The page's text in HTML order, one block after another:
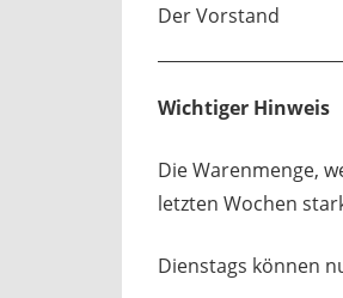
Der Vorstand
Wichtiger Hinweis
Die Warenmenge,
letzten Wochen
Dienstags können